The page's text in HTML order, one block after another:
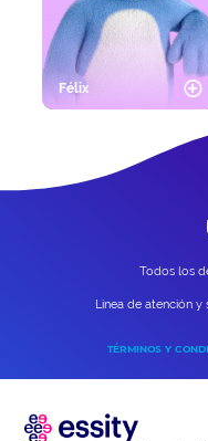
Félix
Todos los
Linea de atención
TÉRMINOS Y